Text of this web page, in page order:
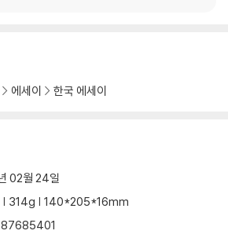
에세이 한국 에세이
02월 24일
| 314g | 140*205*16mm